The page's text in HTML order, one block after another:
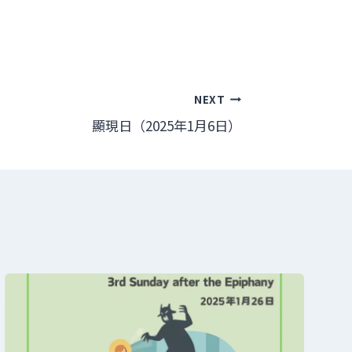
NEXT
顯現日（2025年1月6日）